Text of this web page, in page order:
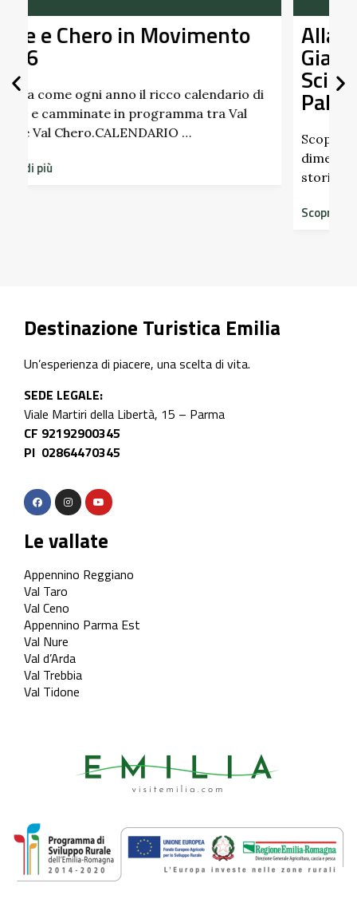
Alla Scoperta dei Profumi del
Pallavicino
Scopri i profumi inaspettati di erbe e frutti
dimenticati radicati da secoli. Nel giardino
storico del Castello di Scipione …
Destinazione Turistica Emilia
Un’esperienza di piacere, una scelta di vita.
SEDE LEGALE:
Viale Martiri della Libertà, 15 – Parma
CF 92192900345
PI 02864470345
Le vallate
Appennino Reggiano
Val Taro
Val Ceno
Appennino Parma Est
Val Nure
Val d’Arda
Val Trebbia
Val Tidone